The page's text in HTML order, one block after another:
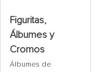
Figuritas,
Álbumes y
Cromos
Álbumes de